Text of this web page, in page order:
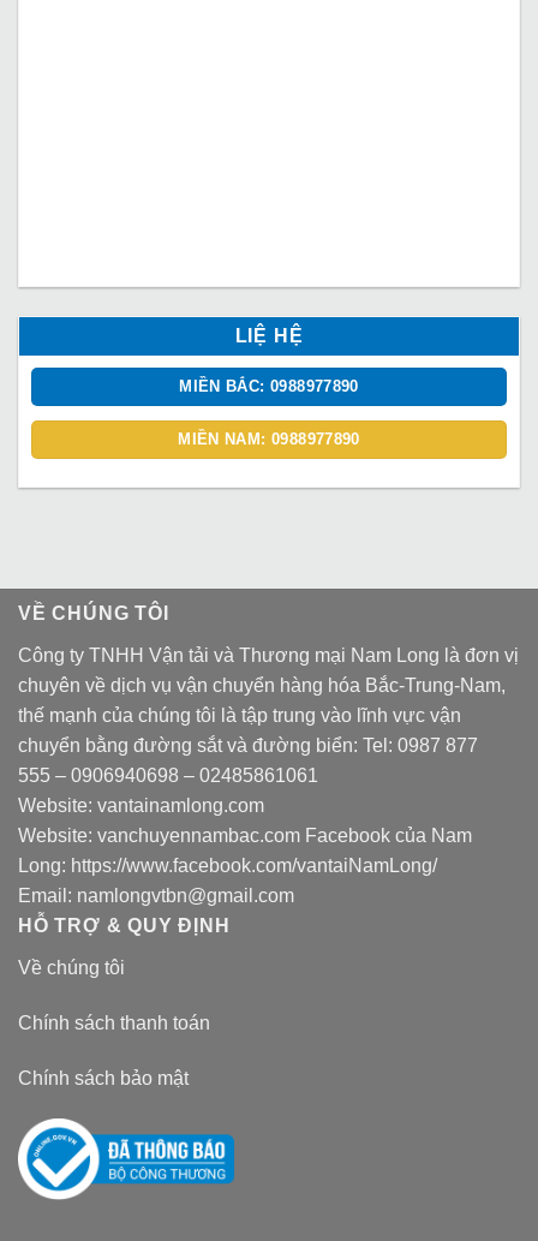
LIỆ HỆ
MIỀN BẮC: 0988977890
MIỀN NAM: 0988977890
VỀ CHÚNG TÔI
Công ty TNHH Vận tải và Thương mại Nam Long là đơn vị
chuyên về dịch vụ vận chuyển hàng hóa Bắc-Trung-Nam,
thế mạnh của chúng tôi là tập trung vào lĩnh vực vận
chuyển bằng đường sắt và đường biển: Tel: 0987 877
555 – 0906940698 – 02485861061
Website: vantainamlong.com
Website: vanchuyennambac.com Facebook của Nam
Long: https://www.facebook.com/vantaiNamLong/
Email: namlongvtbn@gmail.com
HỖ TRỢ & QUY ĐỊNH
Về chúng tôi
Chính sách thanh toán
Chính sách bảo mật